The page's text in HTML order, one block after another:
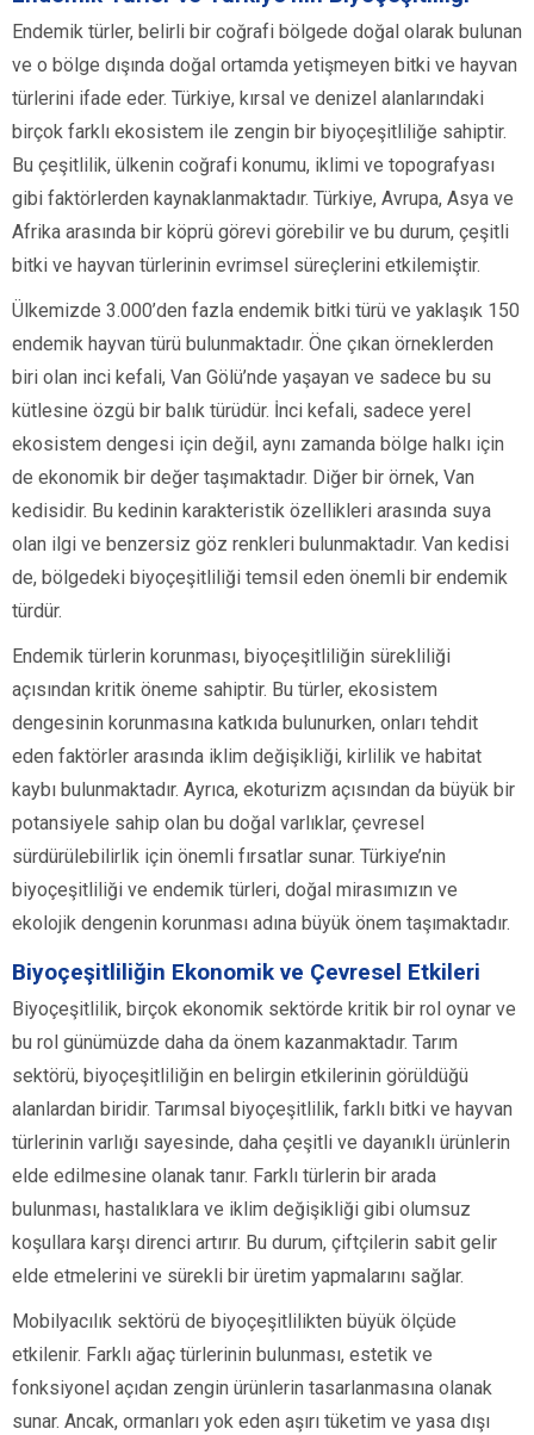
Endemik türler, belirli bir coğrafi bölgede doğal olarak bulunan
ve o bölge dışında doğal ortamda yetişmeyen bitki ve hayvan
türlerini ifade eder. Türkiye, kırsal ve denizel alanlarındaki
birçok farklı ekosistem ile zengin bir biyoçeşitliliğe sahiptir.
Bu çeşitlilik, ülkenin coğrafi konumu, iklimi ve topografyası
gibi faktörlerden kaynaklanmaktadır. Türkiye, Avrupa, Asya ve
Afrika arasında bir köprü görevi görebilir ve bu durum, çeşitli
bitki ve hayvan türlerinin evrimsel süreçlerini etkilemiştir.
Ülkemizde 3.000’den fazla endemik bitki türü ve yaklaşık 150
endemik hayvan türü bulunmaktadır. Öne çıkan örneklerden
biri olan inci kefali, Van Gölü’nde yaşayan ve sadece bu su
kütlesine özgü bir balık türüdür. İnci kefali, sadece yerel
ekosistem dengesi için değil, aynı zamanda bölge halkı için
de ekonomik bir değer taşımaktadır. Diğer bir örnek, Van
kedisidir. Bu kedinin karakteristik özellikleri arasında suya
olan ilgi ve benzersiz göz renkleri bulunmaktadır. Van kedisi
de, bölgedeki biyoçeşitliliği temsil eden önemli bir endemik
türdür.
Endemik türlerin korunması, biyoçeşitliliğin sürekliliği
açısından kritik öneme sahiptir. Bu türler, ekosistem
dengesinin korunmasına katkıda bulunurken, onları tehdit
eden faktörler arasında iklim değişikliği, kirlilik ve habitat
kaybı bulunmaktadır. Ayrıca, ekoturizm açısından da büyük bir
potansiyele sahip olan bu doğal varlıklar, çevresel
sürdürülebilirlik için önemli fırsatlar sunar. Türkiye’nin
biyoçeşitliliği ve endemik türleri, doğal mirasımızın ve
ekolojik dengenin korunması adına büyük önem taşımaktadır.
Biyoçeşitliliğin Ekonomik ve Çevresel Etkileri
Biyoçeşitlilik, birçok ekonomik sektörde kritik bir rol oynar ve
bu rol günümüzde daha da önem kazanmaktadır. Tarım
sektörü, biyoçeşitliliğin en belirgin etkilerinin görüldüğü
alanlardan biridir. Tarımsal biyoçeşitlilik, farklı bitki ve hayvan
türlerinin varlığı sayesinde, daha çeşitli ve dayanıklı ürünlerin
elde edilmesine olanak tanır. Farklı türlerin bir arada
bulunması, hastalıklara ve iklim değişikliği gibi olumsuz
koşullara karşı direnci artırır. Bu durum, çiftçilerin sabit gelir
elde etmelerini ve sürekli bir üretim yapmalarını sağlar.
Mobilyacılık sektörü de biyoçeşitlilikten büyük ölçüde
etkilenir. Farklı ağaç türlerinin bulunması, estetik ve
fonksiyonel açıdan zengin ürünlerin tasarlanmasına olanak
sunar. Ancak, ormanları yok eden aşırı tüketim ve yasa dışı